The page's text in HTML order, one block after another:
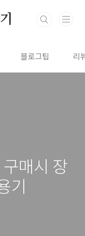
블로그팁 리
매시 장
기